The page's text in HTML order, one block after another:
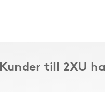
Kunder till 2XU